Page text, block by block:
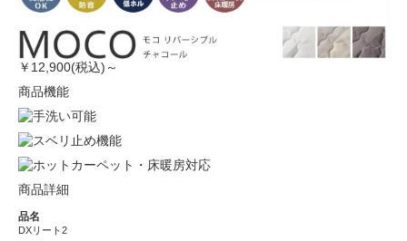
￥12,900(税込)～
商品機能
商品詳細
品名
DXリート2